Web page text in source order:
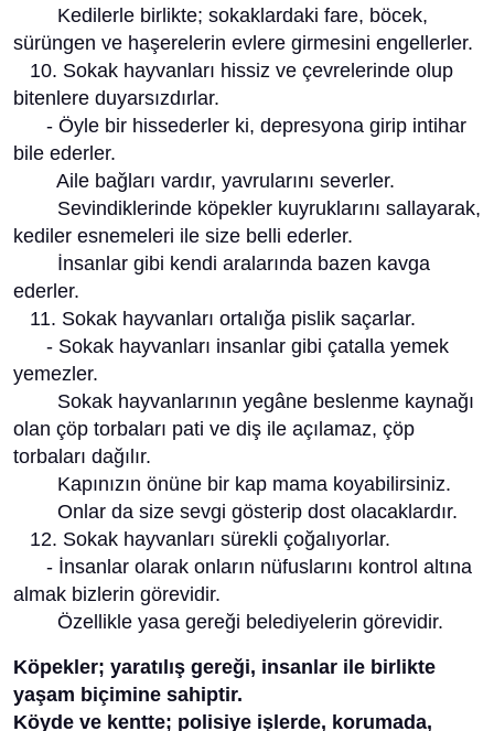
Kedilerle birlikte; sokaklardaki fare, böcek,
sürüngen ve haşerelerin evlere girmesini engellerler.
10. Sokak hayvanları hissiz ve çevrelerinde olup
bitenlere duyarsızdırlar.
- Öyle bir hissederler ki, depresyona girip intihar
bile ederler.
Aile bağları vardır, yavrularını severler.
Sevindiklerinde köpekler kuyruklarını sallayarak,
kediler esnemeleri ile size belli ederler.
İnsanlar gibi kendi aralarında bazen kavga
ederler.
11. Sokak hayvanları ortalığa pislik saçarlar.
- Sokak hayvanları insanlar gibi çatalla yemek
yemezler.
Sokak hayvanlarının yegâne beslenme kaynağı
olan çöp torbaları pati ve diş ile açılamaz, çöp
torbaları dağılır.
Kapınızın önüne bir kap mama koyabilirsiniz.
Onlar da size sevgi gösterip dost olacaklardır.
12. Sokak hayvanları sürekli çoğalıyorlar.
- İnsanlar olarak onların nüfuslarını kontrol altına
almak bizlerin görevidir.
Özellikle yasa gereği belediyelerin görevidir.
Köpekler; yaratılış gereği, insanlar ile birlikte
yaşam biçimine sahiptir.
Köyde ve kentte; polisiye işlerde, korumada,